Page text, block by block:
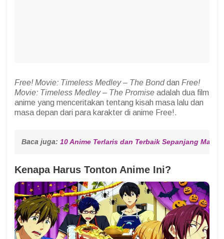
Free! Movie: Timeless Medley – The Bonddan Free!
Movie: Timeless Medley – The Promise adalah dua film
anime yang menceritakan tentang kisah masa lalu dan
masa depan dari para karakter di anime Free!.
Baca juga: 10 Anime Terlaris dan Terbaik Sepanjang Masa
Kenapa Harus Tonton Anime Ini?